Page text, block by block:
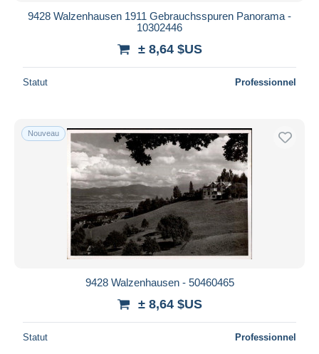
9428 Walzenhausen 1911 Gebrauchsspuren Panorama -
10302446
± 8,64 $US
Statut Professionnel
Nouveau
9428 Walzenhausen - 50460465
± 8,64 $US
Statut Professionnel